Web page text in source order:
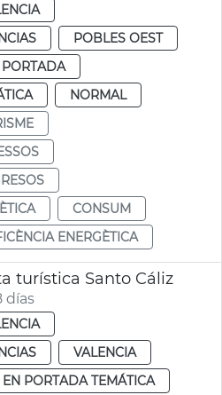
POBLES OEST
PORTADA
NORMAL
CONSUM
ENERGÈTICA
turística Santo Cáliz
días
VALENCIA
EN PORTADA TEMÁTICA